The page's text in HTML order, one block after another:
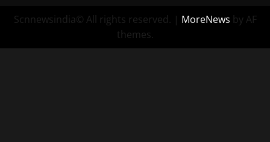
Scnnewsindia© All rights reserved. | MoreNews by AF
themes.